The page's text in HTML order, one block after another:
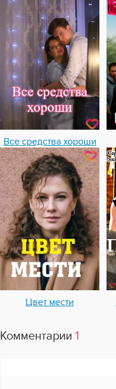
Все средства хороши
Цвет мести
Комментарии 1